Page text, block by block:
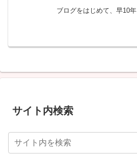
ブログをはじめて、早10年
サイト内検索